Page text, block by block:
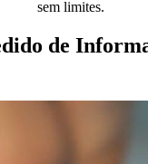
sem limites.
de